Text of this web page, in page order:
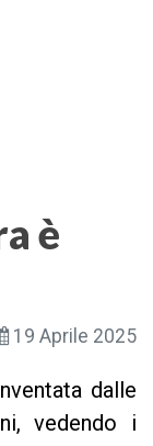
è
19 Aprile 2025
dalle
vedendo i